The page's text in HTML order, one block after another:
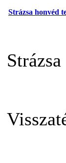
Strázsa honvéd